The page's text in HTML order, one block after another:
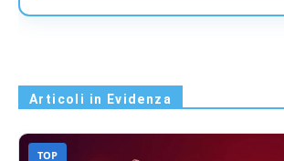
Articoli in Evidenza
TOP